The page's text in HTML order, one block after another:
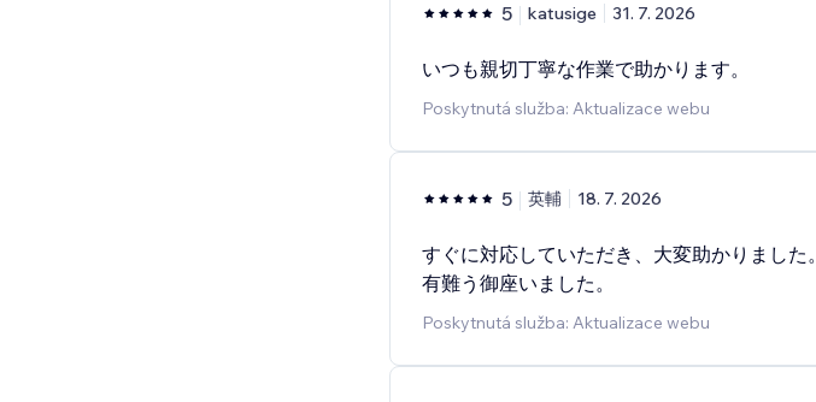
5 katusige 31. 7. 2026
いつも親切丁寧な作業で助かります。
Poskytnutá služba: Aktualizace webu
5 英輔 18. 7. 2026
すぐに対応していただき、大変助かりました。
有難う御座いました。
Poskytnutá služba: Aktualizace webu